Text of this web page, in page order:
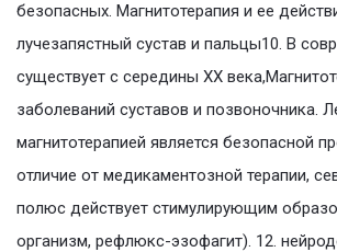
безопасных. Магнитотерапия и ее
лучезапястный сустав и пальцы10. В
существует с середины XX
заболеваний суставов и позвоночника.
магнитотерапией является безопасной
отличие от медикаментозной терапии,
полюс действует стимулирующим
организм, рефлюкс-эзофагит). 12.